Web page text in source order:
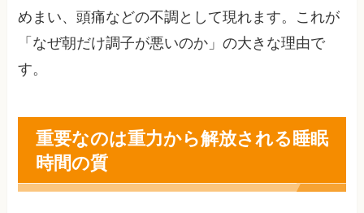
めまい、頭痛などの不調として現れます。これが
「なぜ朝だけ調子が悪いのか」の大きな理由で
す。
重要なのは重力から解放される睡眠
時間の質